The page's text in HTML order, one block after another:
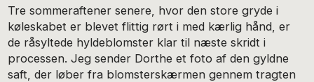
Tre sommeraftener senere, hvor den store gryde i
køleskabet er blevet flittig rørt i med kærlig hånd, er
de råsyltede hyldeblomster klar til næste skridt i
processen. Jeg sender Dorthe et foto af den gyldne
saft, der løber fra blomsterskærmen gennem tragten